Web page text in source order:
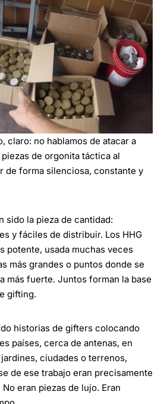
claro: no hablamos de atacar a
de orgonita táctica al
de forma silenciosa, constante y
sido la pieza de cantidad:
y fáciles de distribuir. Los HHG
potente, usada muchas veces
más grandes o puntos donde se
más fuerte. Juntos forman la base
gifting.
historias de gifters colocando
países, cerca de antenas, en
ciudades o terrenos,
de ese trabajo eran precisamente
eran piezas de lujo. Eran